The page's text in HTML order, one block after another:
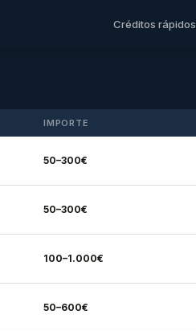
Créditos rápidos
IMPORTE
50–300€
50–300€
100–1.000€
50–600€